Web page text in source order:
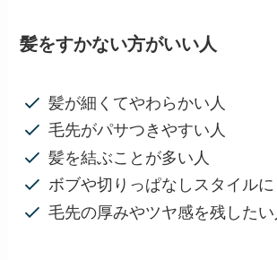
髪をすかない方がいい人
髪が細くてやわらかい人
毛先がパサつきやすい人
髪を結ぶことが多い人
ボブや切りっぱなしスタイルに
毛先の厚みやツヤ感を残したい